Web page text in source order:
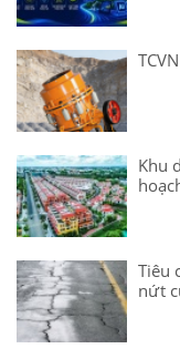
Khu
Tiêu
nứt